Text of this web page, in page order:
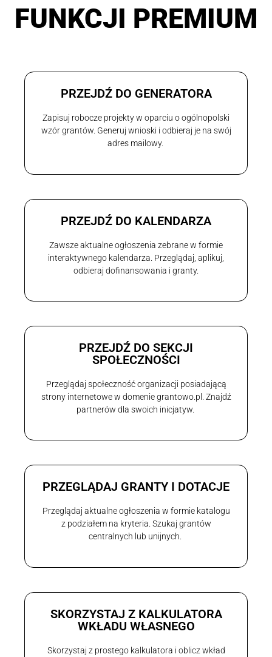
FUNKCJI PREMIUM
PRZEJDŹ DO GENERATORA
Zapisuj robocze projekty w oparciu o ogólnopolski
wzór grantów. Generuj wnioski i odbieraj je na swój
adres mailowy.
PRZEJDŹ DO KALENDARZA
Zawsze aktualne ogłoszenia zebrane w formie
interaktywnego kalendarza. Przeglądaj, aplikuj,
odbieraj dofinansowania i granty.
PRZEJDŹ DO SEKCJI
SPOŁECZNOŚCI
Przeglądaj społeczność organizacji posiadającą
strony internetowe w domenie grantowo.pl. Znajdź
partnerów dla swoich inicjatyw.
PRZEGLĄDAJ GRANTY I DOTACJE
Przeglądaj aktualne ogłoszenia w formie katalogu
z podziałem na kryteria. Szukaj grantów
centralnych lub unijnych.
SKORZYSTAJ Z KALKULATORA
WKŁADU WŁASNEGO
Skorzystaj z prostego kalkulatora i oblicz wkład